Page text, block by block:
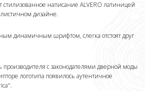
стилизованное написание ALVERO латиницей
дизайне.
динамичным шрифтом, слегка отстоят друг
производителя с законодателями дверной моды
логотипа появилось аутентичное